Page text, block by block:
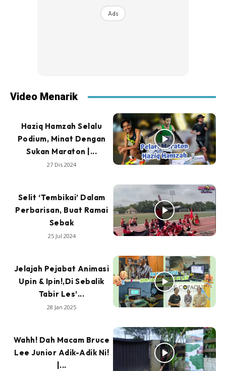
Ads
Video Menarik
Haziq Hamzah Selalu
Podium, Minat Dengan
Sukan Maraton |...
27 Dis 2024
Selit ‘Tembikai’ Dalam
Perbarisan, Buat Ramai
Sebak
25 Jul 2024
Jelajah Pejabat Animasi
Upin & Ipin!,Di Sebalik
Tabir Les’...
28 Jan 2025
Wahh! Dah Macam Bruce
Lee Junior Adik-Adik Ni!
|...